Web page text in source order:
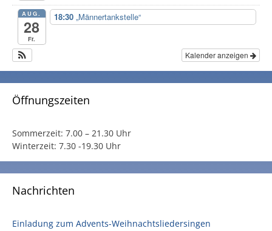
AUG.
28
Fr.
18:30 „Männertankstelle“
Kalender anzeigen
Öffnungszeiten
Sommerzeit: 7.00 – 21.30 Uhr
Winterzeit: 7.30 -19.30 Uhr
Nachrichten
Einladung zum Advents-Weihnachtsliedersingen